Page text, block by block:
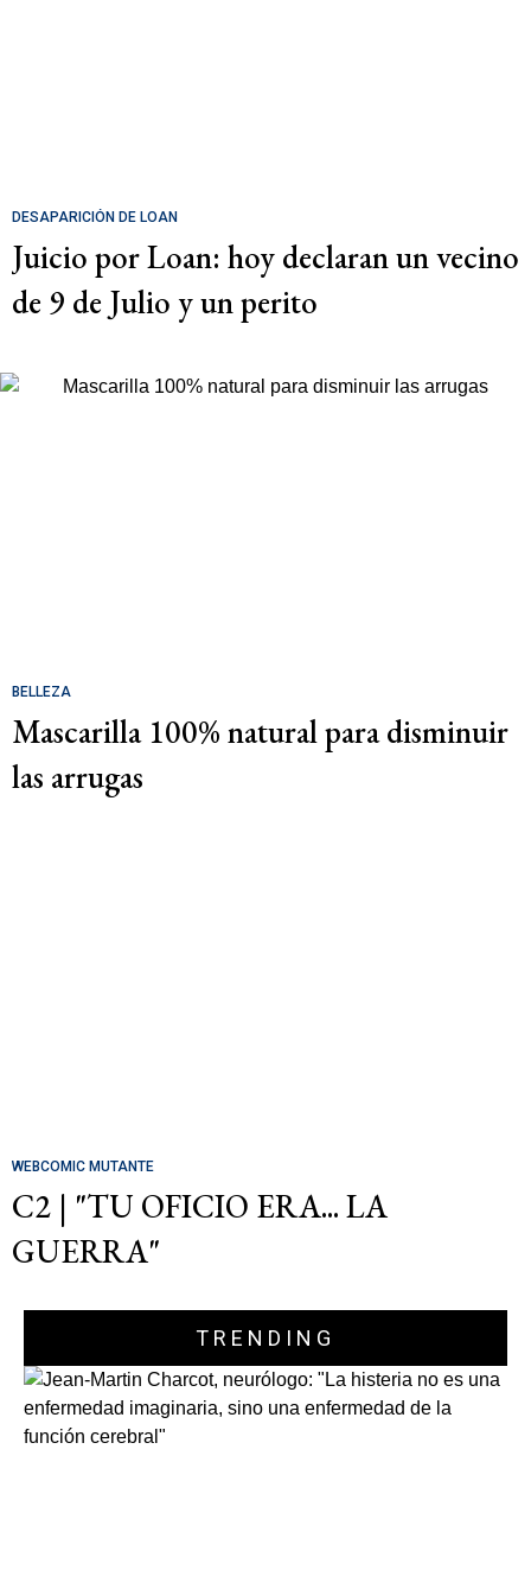
DESAPARICIÓN DE LOAN
Juicio por Loan: hoy declaran un vecino
de 9 de Julio y un perito
BELLEZA
Mascarilla 100% natural para disminuir
las arrugas
WEBCOMIC MUTANTE
C2 | "TU OFICIO ERA... LA
GUERRA"
TRENDING